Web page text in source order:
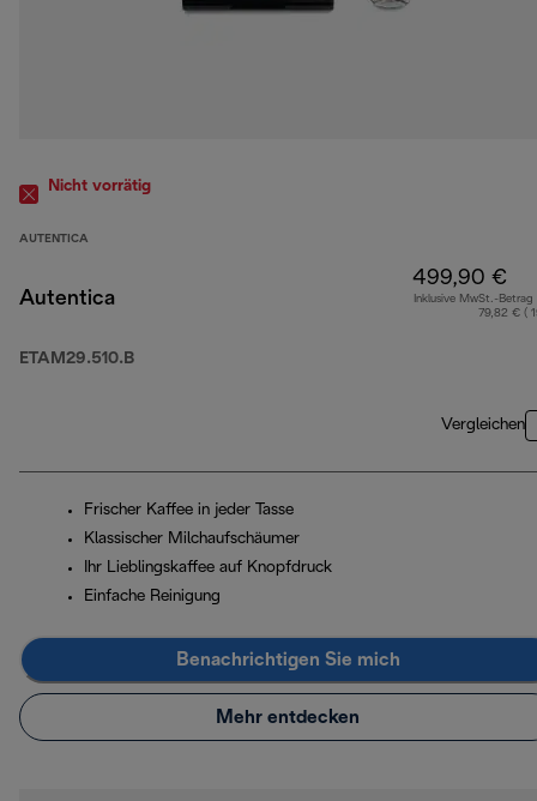
Nicht vorrätig
AUTENTICA
Autentica
ETAM29.510.B
499,90 €
Inklusive MwSt.-Betrag
79,82 € (
Vergleichen
Frischer Kaffee in jeder Tasse
Klassischer Milchaufschäumer
Ihr Lieblingskaffee auf Knopfdruck
Einfache Reinigung
Benachrichtigen Sie mich
Mehr entdecken